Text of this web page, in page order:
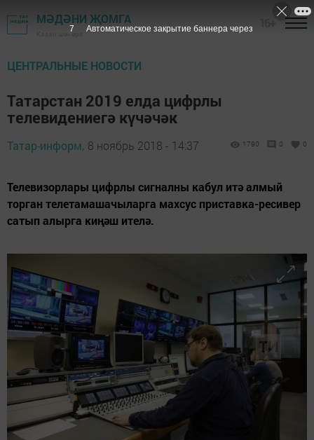
МӘДӘНИ ҖОМГА
Казан шәһәре
ЦЕНТРАЛЬНЫЕ НОВОСТИ
Татарстан 2019 елда цифрлы
телевидениегә күчәчәк
Татар-информ, 8 ноябрь 2018 - 14:37 1790 0 0
Телевизорлары цифрлы сигналны кабул итә алмый
торган телетамашачыларга махсус приставка-ресивер
сатып алырга киңәш ителә.
6 Автоматическое закрытие баннера через